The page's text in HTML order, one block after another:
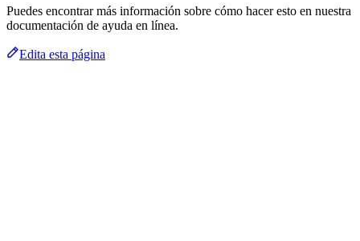
Puedes encontrar más información sobre cómo hacer esto en nuestra
documentación de ayuda en línea.
Edita esta página